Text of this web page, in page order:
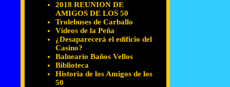
2018 REUNION DE
AMIGOS DE LOS 50
Trolebuses de Carballo
Vídeos de la Peña
¿Desaparecerá el edificio del
Casino?
Balneario Baños Vellos
Biblioteca
Historia de los Amigos de los
50